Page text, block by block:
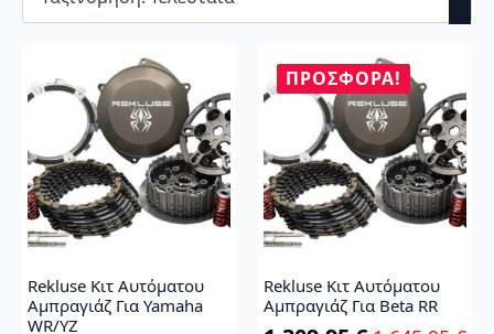
Rekluse Κιτ Αυτόματου
Αμπραγιάζ Για Yamaha
WR/YZ
ΠΡΟΣΦΟΡΆ!
Rekluse Κιτ Αυτόματου
Αμπραγιάζ Για Beta RR